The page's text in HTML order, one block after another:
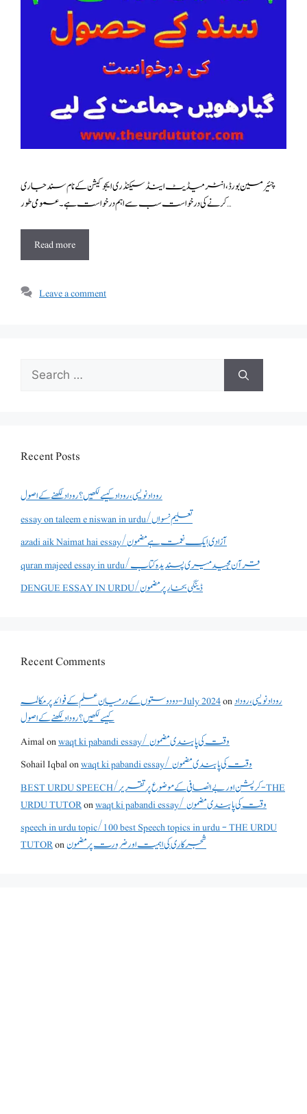
چئیرمین بورڈ،انٹر میڈیٹ اینڈ سیکنڈری ایجو کیشن کے نام سند جاری
کرنے کی درخواست سب سے اہم درخواست ہے۔ عمومی طور …
Read more
Leave a comment
Search
for:
Recent Posts
روداد نویسی ،روداد کیسے لکھیں؟ روداد لکھنے کے اصول
essay on taleem e niswan in urdu/تعلیم نسواں
azadi aik Naimat hai essay/آزادی ایک نعمت ہے مضمون
quran majeed essay in urdu/قرآن مجید میری پسندیدہ کتاب
DENGUE ESSAY IN URDU/ڈینگی بخار پر مضمون
Recent Comments
دو دوستوں کے درمیان علم کے فوائد پر مکالمہ - July 2024onروداد نویسی ،روداد
کیسے لکھیں؟ روداد لکھنے کے اصول
Aimalon
waqt ki pabandi essay/ وقت کی پابندی مضمون
Sohail Iqbalon
waqt ki pabandi essay/ وقت کی پابندی مضمون
BEST URDU SPEECH/کرپشن اور بے انصافی کے موضوع پر تقریر - THE
URDU TUTORon
waqt ki pabandi essay/ وقت کی پابندی مضمون
speech in urdu topic/100 best Speech topics in urdu - THE URDU
TUTORonشجرکاری کی اہمیت اور ضرورت پر مضمون